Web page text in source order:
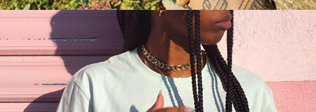
Kekli X Capsule Wear